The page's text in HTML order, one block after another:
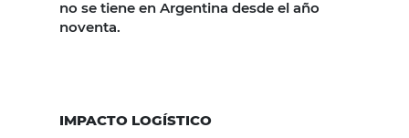
no se tiene en Argentina desde el año
noventa.
IMPACTO LOGÍSTICO